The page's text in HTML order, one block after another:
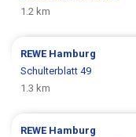
1.2 km
REWE Hamburg
Schulterblatt 49
1.3 km
REWE Hamburg